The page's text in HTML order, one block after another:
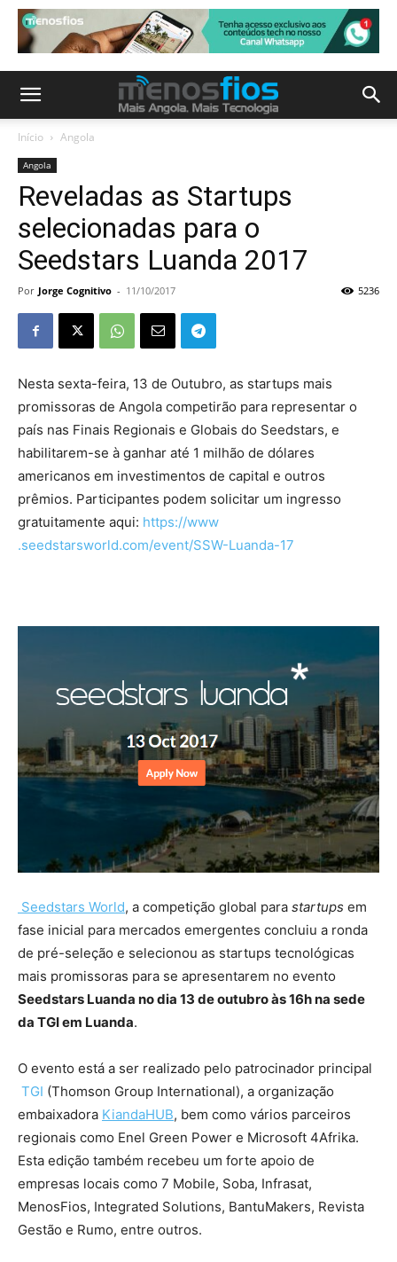
Início Angola
Angola
Reveladas as Startups
selecionadas para o
Seedstars Luanda 2017
Por Jorge Cognitivo - 11/10/2017 5236
Nesta sexta-feira, 13 de Outubro, as startups mais
promissoras de Angola competirão para representar o
país nas Finais Regionais e Globais do Seedstars, e
habilitarem-se à ganhar até 1 milhão de dólares
americanos em investimentos de capital e outros
prêmios. Participantes podem solicitar um ingresso
gratuitamente aqui:​​ https://www
.seedstarsworld.com/event/SSW-Luanda-17
Seedstars World,​ a competição global para startups em
fase inicial para mercados emergentes concluiu a ronda
de pré-seleção e selecionou as startups tecnológicas
mais promissoras para se apresentarem no evento
Seedstars Luanda no dia 13 de outubro às 16h na sede
da TGI em Luanda.
O evento está a ser realizado pelo patrocinador principal
TGI ​ (Thomson Group International), a organização
embaixadora KiandaHUB​,​ bem como vários parceiros
regionais como Enel Green Power e Microsoft 4Afrika.
Esta edição também recebeu um forte apoio de
empresas locais como 7 Mobile, Soba, Infrasat,
MenosFios, Integrated Solutions, BantuMakers, Revista
Gestão e Rumo, entre outros.